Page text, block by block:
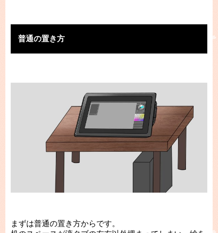
普通の置き方
まずは普通の置き方からです。